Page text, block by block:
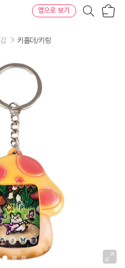
앱으로 보기
키홀더/키링